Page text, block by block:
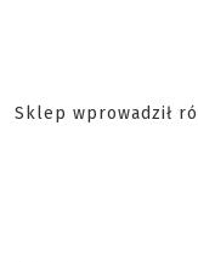
Sklep wprowadził